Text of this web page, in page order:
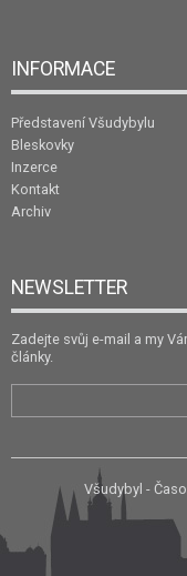
INFORMACE
Představení Všudybylu
Bleskovky
Inzerce
Kontakt
Archiv
NEWSLETTER
Zadejte svůj e-mail a my
články.
Všudybyl -